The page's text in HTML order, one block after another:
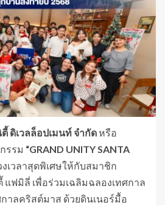
เวลล็อปเมนท์ จำกัดหรือ
รรม “GRAND UNITY SANTA
เวลาสุดพิเศษให้กับสมาชิก
แฟมิลี่ เพื่อร่วมเฉลิมฉลองเทศกาล
าลคริสต์มาส ด้วยดินเนอร์มื้อ